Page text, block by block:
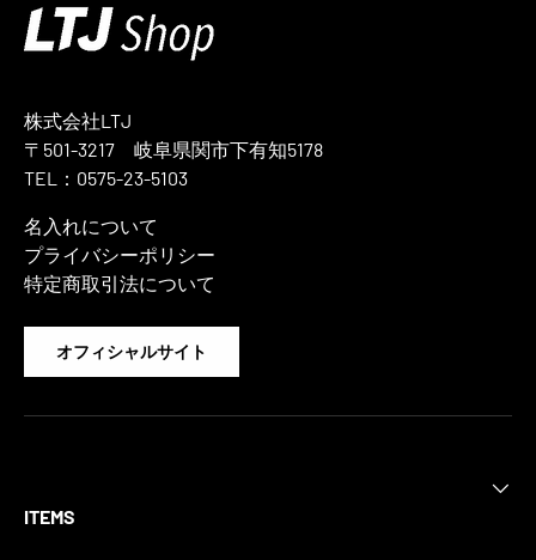
株式会社LTJ
〒501-3217 岐阜県関市下有知5178
TEL：0575-23-5103
名入れについて
プライバシーポリシー
特定商取引法について
オフィシャルサイト
ITEMS